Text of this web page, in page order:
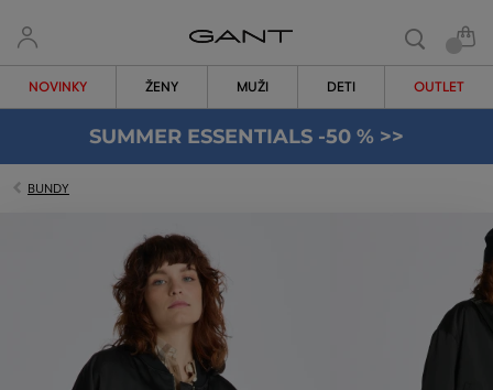
NOVINKY ŽENY MUŽI DETI OUTLET
SUMMER ESSENTIALS -50 % >>
BUNDY